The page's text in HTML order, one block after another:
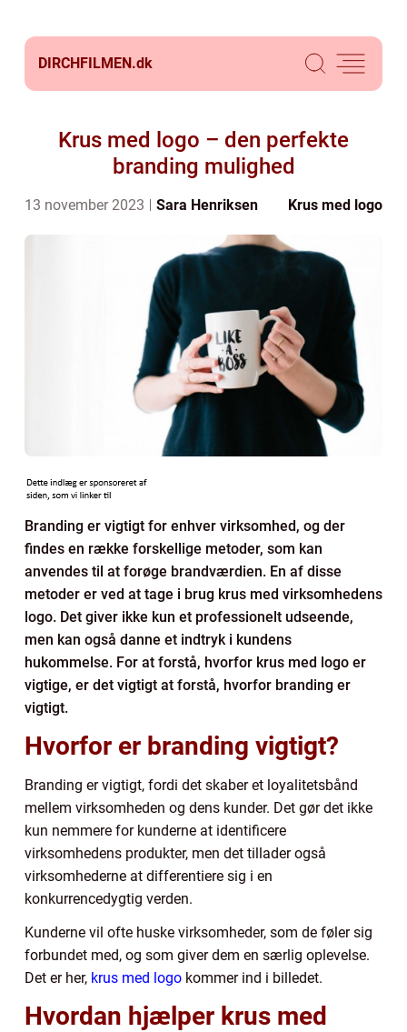
DIRCHFILMEN.dk
Krus med logo – den perfekte
branding mulighed
13 november 2023 Sara Henriksen Krus med logo
Branding er vigtigt for enhver virksomhed, og der
findes en række forskellige metoder, som kan
anvendes til at forøge brandværdien. En af disse
metoder er ved at tage i brug krus med virksomhedens
logo. Det giver ikke kun et professionelt udseende,
men kan også danne et indtryk i kundens
hukommelse. For at forstå, hvorfor krus med logo er
vigtige, er det vigtigt at forstå, hvorfor branding er
vigtigt.
Hvorfor er branding vigtigt?
Branding er vigtigt, fordi det skaber et loyalitetsbånd
mellem virksomheden og dens kunder. Det gør det ikke
kun nemmere for kunderne at identificere
virksomhedens produkter, men det tillader også
virksomhederne at differentiere sig i en
konkurrencedygtig verden.
Kunderne vil ofte huske virksomheder, som de føler sig
forbundet med, og som giver dem en særlig oplevelse.
Det er her, krus med logo kommer ind i billedet.
Hvordan hjælper krus med